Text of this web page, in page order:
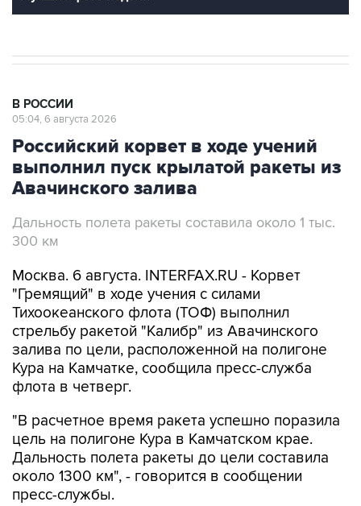
Российский корвет в ходе учений
выполнил пуск крылатой ракеты из
Авачинского залива
Дальность полета ракеты составила около 1 тыс.
Москва. 6 августа. INTERFAX.RU - Корвет
Тихоокеанского флота (ТОФ) выполнил
стрельбу ракетой "Калибр" из Авачинского
залива по цели, расположенной на полигоне
Кура на Камчатке, сообщила пресс-служба
флота в четверг.
"В расчетное время ракета успешно поразила
Дальность полета ракеты до цели составила
около 1300 км", - говорится в сообщении
пресс-службы.
По её информации, военные выполнили пуск